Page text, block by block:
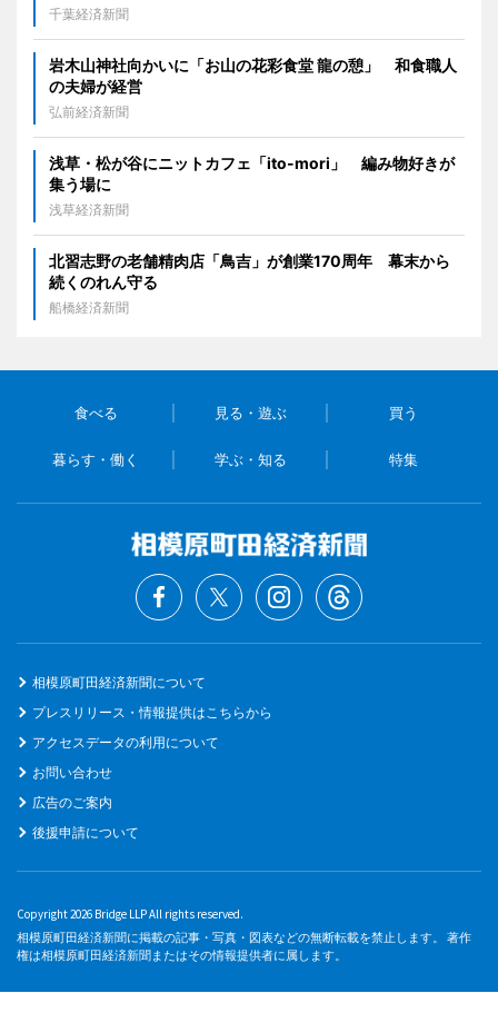
千葉経済新聞
岩木山神社向かいに「お山の花彩食堂 龍の憩」 和食職人
の夫婦が経営
弘前経済新聞
浅草・松が谷にニットカフェ「ito-mori」 編み物好きが
集う場に
浅草経済新聞
北習志野の老舗精肉店「鳥吉」が創業170周年 幕末から
続くのれん守る
船橋経済新聞
食べる 見る・遊ぶ 買う
暮らす・働く 学ぶ・知る 特集
相模原町田経済新聞について
プレスリリース・情報提供はこちらから
アクセスデータの利用について
お問い合わせ
広告のご案内
後援申請について
Copyright 2026 Bridge LLP All rights reserved.
相模原町田経済新聞に掲載の記事・写真・図表などの無断転載を禁止します。 著作
権は相模原町田経済新聞またはその情報提供者に属します。